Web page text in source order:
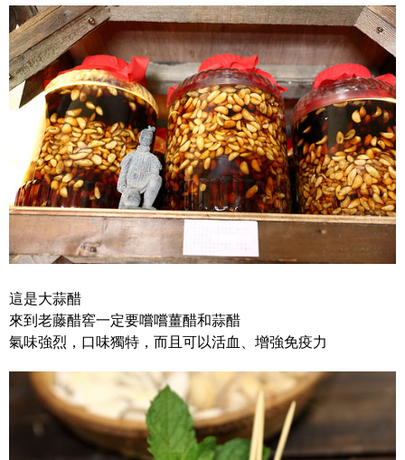
這是大蒜醋
來到老藤醋窖一定要嚐嚐薑醋和蒜醋
氣味強烈，口味獨特，而且可以活血、增強免疫力